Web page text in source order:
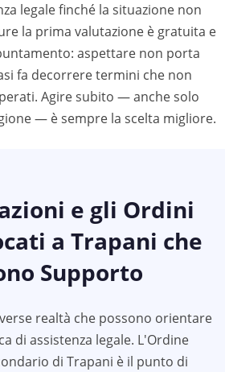
legale finché la situazione non
la prima valutazione è gratuita e
aspettare non porta
fa decorrere termini che non
Agire subito — anche solo
— è sempre la scelta migliore.
e gli Ordini
a Trapani che
Supporto
realtà che possono orientare
di assistenza legale. L'Ordine
di Trapani è il punto di